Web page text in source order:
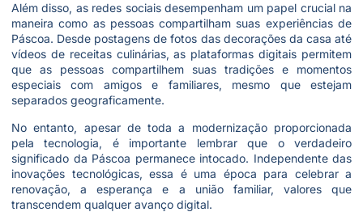
Além disso, as redes sociais desempenham um papel crucial na
maneira como as pessoas compartilham suas experiências de
Páscoa. Desde postagens de fotos das decorações da casa até
vídeos de receitas culinárias, as plataformas digitais permitem
que as pessoas compartilhem suas tradições e momentos
especiais com amigos e familiares, mesmo que estejam
separados geograficamente.
No entanto, apesar de toda a modernização proporcionada
pela tecnologia, é importante lembrar que o verdadeiro
significado da Páscoa permanece intocado. Independente das
inovações tecnológicas, essa é uma época para celebrar a
renovação, a esperança e a união familiar, valores que
transcendem qualquer avanço digital.